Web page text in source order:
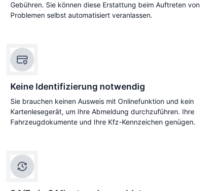
Gebühren. Sie können diese Erstattung beim Auftreten von
Problemen selbst automatisiert veranlassen.
Keine Identifizierung notwendig
Sie brauchen keinen Ausweis mit Onlinefunktion und kein
Kartenlesegerät, um Ihre Abmeldung durchzuführen. Ihre
Fahrzeugdokumente und Ihre Kfz-Kennzeichen genügen.